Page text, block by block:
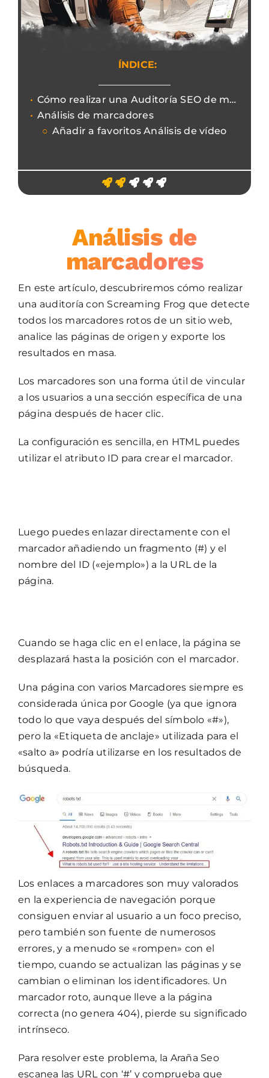
ÍNDICE:
Cómo realizar una Auditoría SEO de marcadores erróneos y su gestión.
Análisis de marcadores
Añadir a favoritos Análisis de vídeo
Análisis de
marcadores
En este artículo, descubriremos cómo realizar
una auditoría con Screaming Frog que detecte
todos los marcadores rotos de un sitio web,
analice las páginas de origen y exporte los
resultados en masa.
Los marcadores son una forma útil de vincular
a los usuarios a una sección específica de una
página después de hacer clic.
La configuración es sencilla, en HTML puedes
utilizar el atributo ID para crear el marcador.
Luego puedes enlazar directamente con el
marcador añadiendo un fragmento (#) y el
nombre del ID («ejemplo») a la URL de la
página.
Cuando se haga clic en el enlace, la página se
desplazará hasta la posición con el marcador.
Una página con varios Marcadores siempre es
considerada única por Google (ya que ignora
todo lo que vaya después del símbolo «#»),
pero la «Etiqueta de anclaje» utilizada para el
«salto a» podría utilizarse en los resultados de
búsqueda.
Los enlaces a marcadores son muy valorados
en la experiencia de navegación porque
consiguen enviar al usuario a un foco preciso,
pero también son fuente de numerosos
errores, y a menudo se «rompen» con el
tiempo, cuando se actualizan las páginas y se
cambian o eliminan los identificadores. Un
marcador roto, aunque lleve a la página
correcta (no genera 404), pierde su significado
intrínseco.
Para resolver este problema, la Araña Seo
escanea las URL con ‘#’ y comprueba que